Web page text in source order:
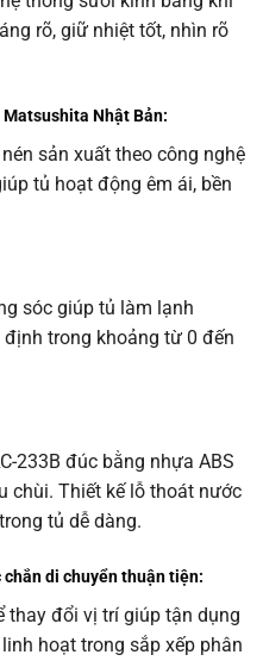
rõ, giữ nhiệt tốt, nhìn rõ
Nhật Bản:
sản xuất theo công nghệ
tủ hoạt động êm ái, bền
sóc giúp tủ làm lạnh
trong khoảng từ 0 đến
233B đúc bằng nhựa ABS
chùi. Thiết kế lỗ thoát nước
tủ dễ dàng.
di chuyển thuận tiện:
thay đổi vị trí giúp tận dụng
hoạt trong sắp xếp phân